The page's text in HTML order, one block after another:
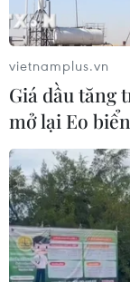
vietnamplus.vn
Giá dầu tăng
mở lại Eo